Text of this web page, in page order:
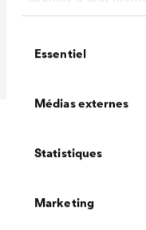
informations dans
Sélectionnez les
duEssentiel
Médias externes
Statistiques
Marketing
rouleaux
Accessoires